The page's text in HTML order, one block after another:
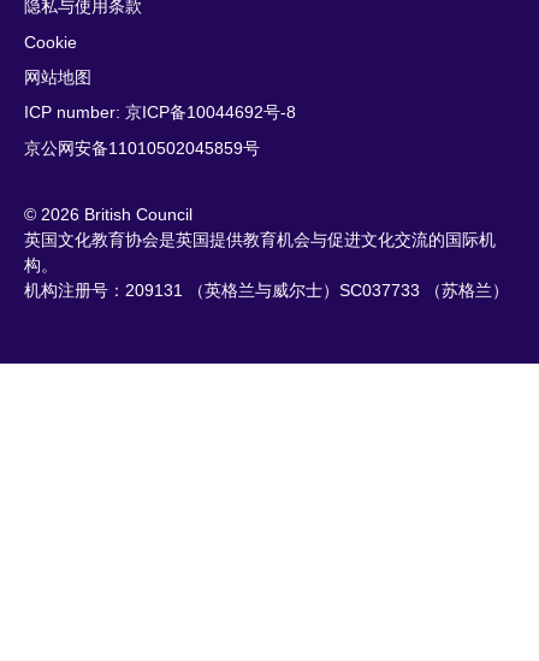
隐私与使用条款
Cookie
网站地图
ICP number: 京ICP备10044692号-8
京公网安备11010502045859号
© 2026 British Council
英国文化教育协会是英国提供教育机会与促进文化交流的国际机
构。
机构注册号：209131 （英格兰与威尔士）SC037733 （苏格兰）